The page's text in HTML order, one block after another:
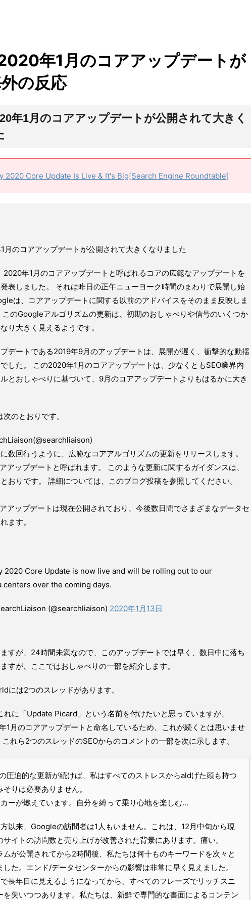
年1月のコアアップデートが
の反応
年1月のコアアップデートが公開されて大きく
2020 Core Update Is Live & It's Big[Search Engine Roundtable]
月のコアアップデートが公開されて大きくなりました
2020年1月のコアアップデートと呼ばれるコアの広範なアップデートを
表しました。 それは昨日の正午ニューヨーク時間のまわりで展開し始
は、コアアップデートに関する以前のアドバイスをそのまま反映しま
このGoogleアルゴリズムの更新は、初期のおしゃべりや信号のいくつか
り大きく見えるようです。
デートである2019年9月のアップデートは、展開が遅く、衝撃的な動揺
した。 この2020年1月のコアアップデートは、少なくともSEO業界内
とおしゃべりに基づいて、9月のコアアップデートよりもはるかに大き
のとおりです。
数回行うように、広範なコアアルゴリズムの更新をリリースします。
アップデートと呼ばれます。 このような更新に関するガイダンスは、
おりです。 詳細については、このブログ投稿を参照してください。
アップデートは現在公開されており、今後数日間でさまざまなデータセ
ます。
2020 Core Update is now live and will be rolling out to our
centers over the coming days.
(@searchliaison) 2020年1月13日
すが、24時間未満なので、このアップデートでは早く、数日中に落ち
すが、ここではおしゃべりの一部を紹介します。
には2つのスレッドがあります。
に「Update Picard」という名前を付けたいと思っていますが、
1月のコアアップデートと命名しているため、これが続くとは思いませ
れら2つのスレッドのSEOからのコメントの一部を次に示します。
圧迫的な更新が続けば、私はすべてのストレスからaldげた頭も持つ
りは必要ありません。
ーが燃えています。自分を縛って乗り心地を楽しむ...
以来、Googleの訪問者は1人もいません。これは、12月中旬から現
サイトの訪問数と売り上げが改善された背景にあります。痛い。
ムが公開されてから2時間後、私たちは何十ものキーワードを次々と
した。エンド/データセンターからの影響は非常に早く見えました。
で長年目に見えるようになってから、すべてのフレーズでリッチスニ
を失いつつあります。私たちは、新鮮で専門的な書面によるコンテン